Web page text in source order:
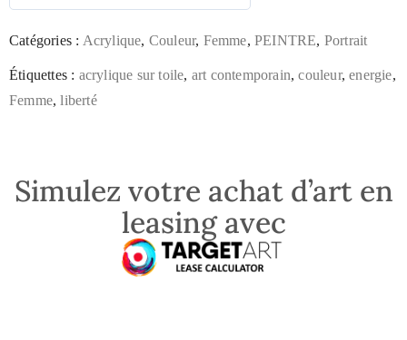
Catégories : Acrylique, Couleur, Femme,PEINTRE, Portrait
Étiquettes : acrylique sur toile, art contemporain,couleur,energie,
Femme,liberté
Simulez votre achat d’art en
leasing avec